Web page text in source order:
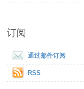
订阅
通过邮件订阅
RSS